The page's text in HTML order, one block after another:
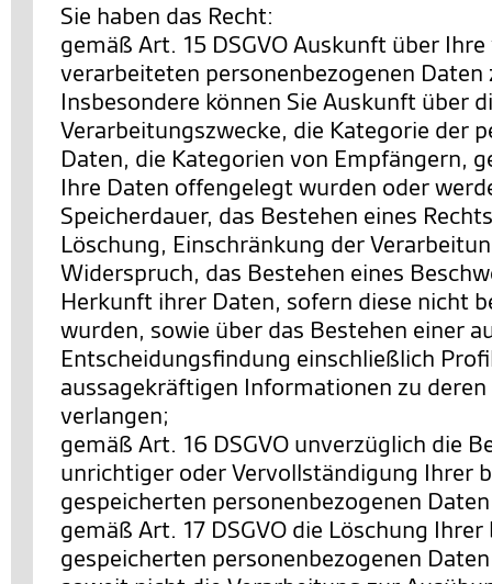
Sie haben das Recht:
gemäß Art. 15 DSGVO Auskunft über
verarbeiteten personenbezogenen Daten
Insbesondere können Sie Auskunft über
Verarbeitungszwecke, die Kategorie der
Daten, die Kategorien von Empfängern,
Ihre Daten offengelegt wurden oder
Speicherdauer, das Bestehen eines
Löschung, Einschränkung der
Widerspruch, das Bestehen eines
Herkunft ihrer Daten, sofern diese nicht
wurden, sowie über das Bestehen einer
Entscheidungsfindung einschließlich
aussagekräftigen Informationen zu
verlangen;
gemäß Art. 16 DSGVO unverzüglich die
unrichtiger oder Vervollständigung Ihrer
gespeicherten personenbezogenen
gemäß Art. 17 DSGVO die Löschung Ihrer
gespeicherten personenbezogenen